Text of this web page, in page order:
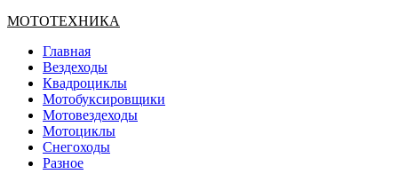
Основное
МОТОТЕХНИКА
Главная
Вездеходы
Квадроциклы
Мотобуксировщики
Мотовездеходы
Мотоциклы
Снегоходы
Разное